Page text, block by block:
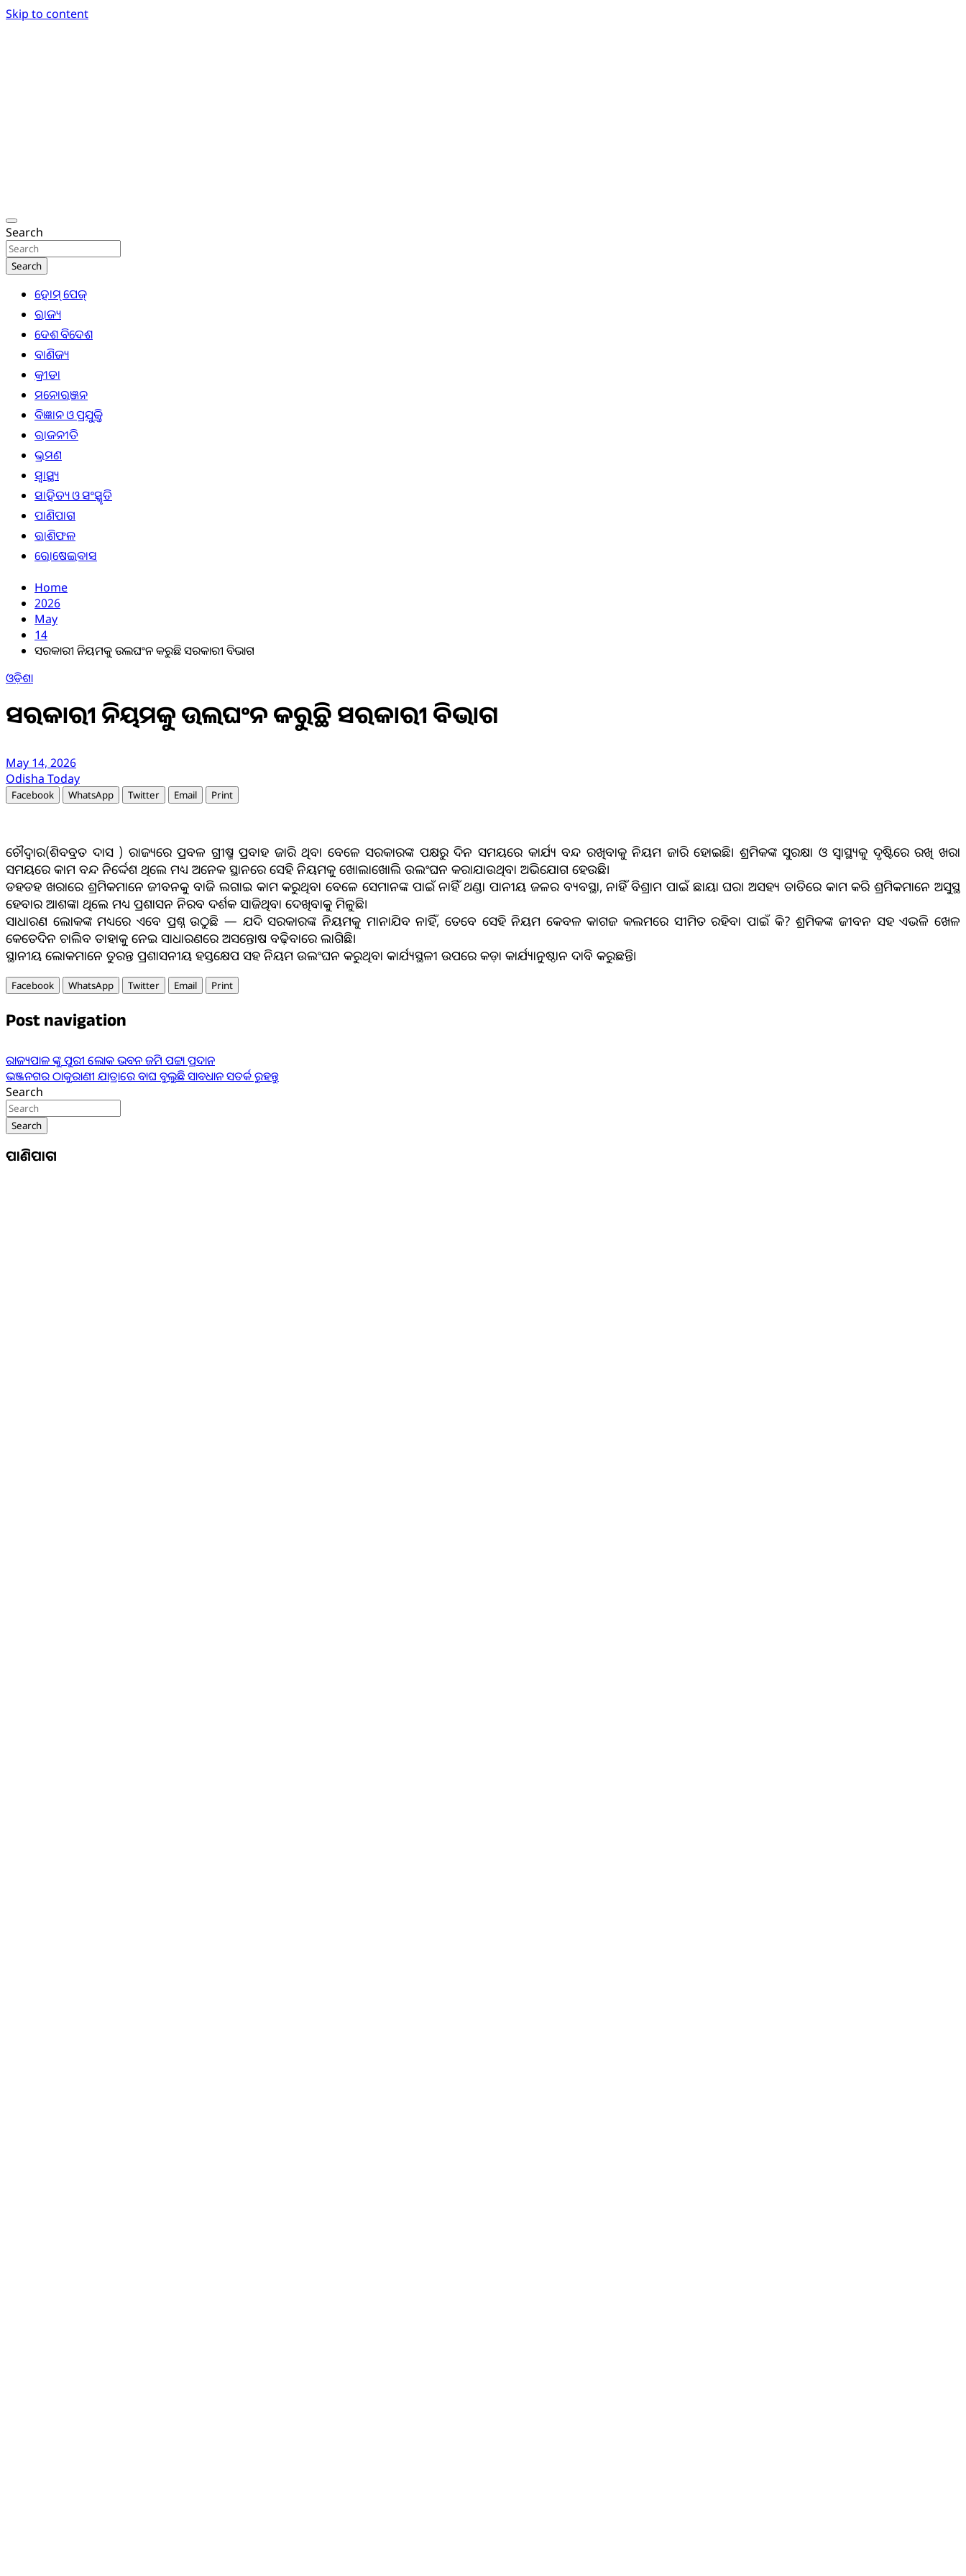
Skip to content
Search
Search
ହୋମ୍ ପେଜ୍
ରାଜ୍ୟ
ଦେଶ ବିଦେଶ
ବାଣିଜ୍ୟ
କ୍ରୀଡା
ମନୋରଞ୍ଜନ
ବିଜ୍ଞାନ ଓ ପ୍ରଯୁକ୍ତି
ରାଜନୀତି
ଭ୍ରମଣ
ସ୍ୱାସ୍ଥ୍ୟ
ସାହିତ୍ୟ ଓ ସଂସ୍କୃତି
ପାଣିପାଗ
ରାଶିଫଳ
ରୋଷେଇବାସ
Home
2026
May
14
ସରକାରୀ ନିୟମକୁ ଉଲଘଂନ କରୁଛି ସରକାରୀ ବିଭାଗ
ଓଡ଼ିଶା
ସରକାରୀ ନିୟମକୁ ଉଲଘଂନ କରୁଛି ସରକାରୀ ବିଭାଗ
May 14, 2026
Odisha Today
Facebook WhatsApp Twitter Email Print
ଚୌଦ୍ଵାର(ଶିବବ୍ରତ ଦାସ ) ରାଜ୍ୟରେ ପ୍ରବଳ ଗ୍ରୀଷ୍ମ ପ୍ରବାହ ଜାରି ଥିବା ବେଳେ ସରକାରଙ୍କ ପକ୍ଷରୁ ଦିନ ସମୟରେ କାର୍ଯ୍ୟ ବନ୍ଦ ରଖିବାକୁ ନିୟମ ଜାରି ହୋଇଛି। ଶ୍ରମିକଙ୍କ ସୁରକ୍ଷା ଓ ସ୍ୱାସ୍ଥ୍ୟକୁ ଦୃଷ୍ଟିରେ ରଖି ଖରା
ସମୟରେ କାମ ବନ୍ଦ ନିର୍ଦ୍ଦେଶ ଥିଲେ ମଧ୍ୟ ଅନେକ ସ୍ଥାନରେ ସେହି ନିୟମକୁ ଖୋଲାଖୋଲି ଉଲଂଘନ କରାଯାଉଥିବା ଅଭିଯୋଗ ହେଉଛି।
ଡହଡହ ଖରାରେ ଶ୍ରମିକମାନେ ଜୀବନକୁ ବାଜି ଲଗାଇ କାମ କରୁଥିବା ବେଳେ ସେମାନଙ୍କ ପାଇଁ ନାହିଁ ଥଣ୍ଡା ପାନୀୟ ଜଳର ବ୍ୟବସ୍ଥା, ନାହିଁ ବିଶ୍ରାମ ପାଇଁ ଛାୟା ଘର। ଅସହ୍ୟ ତାତିରେ କାମ କରି ଶ୍ରମିକମାନେ ଅସୁସ୍ଥ
ହେବାର ଆଶଙ୍କା ଥିଲେ ମଧ୍ୟ ପ୍ରଶାସନ ନିରବ ଦର୍ଶକ ସାଜିଥିବା ଦେଖିବାକୁ ମିଳୁଛି।
ସାଧାରଣ ଲୋକଙ୍କ ମଧ୍ୟରେ ଏବେ ପ୍ରଶ୍ନ ଉଠୁଛି — ଯଦି ସରକାରଙ୍କ ନିୟମକୁ ମାନାଯିବ ନାହିଁ, ତେବେ ସେହି ନିୟମ କେବଳ କାଗଜ କଲମରେ ସୀମିତ ରହିବା ପାଇଁ କି? ଶ୍ରମିକଙ୍କ ଜୀବନ ସହ ଏଭଳି ଖେଳ
କେତେଦିନ ଚାଲିବ ତାହାକୁ ନେଇ ସାଧାରଣରେ ଅସନ୍ତୋଷ ବଢ଼ିବାରେ ଲାଗିଛି।
ସ୍ଥାନୀୟ ଲୋକମାନେ ତୁରନ୍ତ ପ୍ରଶାସନୀୟ ହସ୍ତକ୍ଷେପ ସହ ନିୟମ ଉଲଂଘନ କରୁଥିବା କାର୍ଯ୍ୟସ୍ଥଳୀ ଉପରେ କଡ଼ା କାର୍ଯ୍ୟାନୁଷ୍ଠାନ ଦାବି କରୁଛନ୍ତି।
Facebook WhatsApp Twitter Email Print
Post navigation
ରାଜ୍ୟପାଳ ଙ୍କୁ ପୁରୀ ଲୋକ ଭବନ ଜମି ପଟ୍ଟା ପ୍ରଦାନ
ଭଞ୍ଜନଗର ଠାକୁରାଣୀ ଯାତ୍ରାରେ ବାଘ ବୁଲୁଛି ସାବଧାନ ସତର୍କ ରୁହନ୍ତୁ
Search
Search
ପାଣିପାଗ